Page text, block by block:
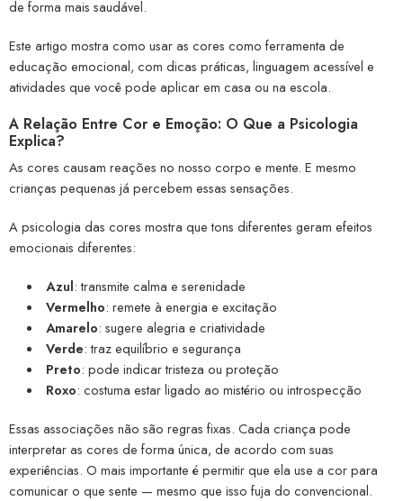
de forma mais saudável.
Este artigo mostra como usar as cores como ferramenta de
educação emocional, com dicas práticas, linguagem acessível e
atividades que você pode aplicar em casa ou na escola.
A Relação Entre Cor e Emoção: O Que a Psicologia
Explica?
As cores causam reações no nosso corpo e mente. E mesmo
crianças pequenas já percebem essas sensações.
A psicologia das cores mostra que tons diferentes geram efeitos
emocionais diferentes:
Azul: transmite calma e serenidade
Vermelho: remete à energia e excitação
Amarelo: sugere alegria e criatividade
Verde: traz equilíbrio e segurança
Preto: pode indicar tristeza ou proteção
Roxo: costuma estar ligado ao mistério ou introspecção
Essas associações não são regras fixas. Cada criança pode
interpretar as cores de forma única, de acordo com suas
experiências. O mais importante é permitir que ela use a cor para
comunicar o que sente — mesmo que isso fuja do convencional.